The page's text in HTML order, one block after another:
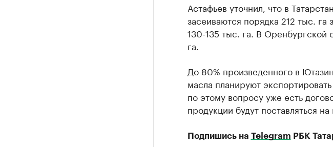
Астафьев уточнил, что в
засеиваются порядка 212 тыс.
130-135 тыс. га. В Оренбургской
га.
До 80% произведенного в
масла планируют
по этому вопросу уже есть
продукции будут поставляться
Подпишись на Telegram РБК